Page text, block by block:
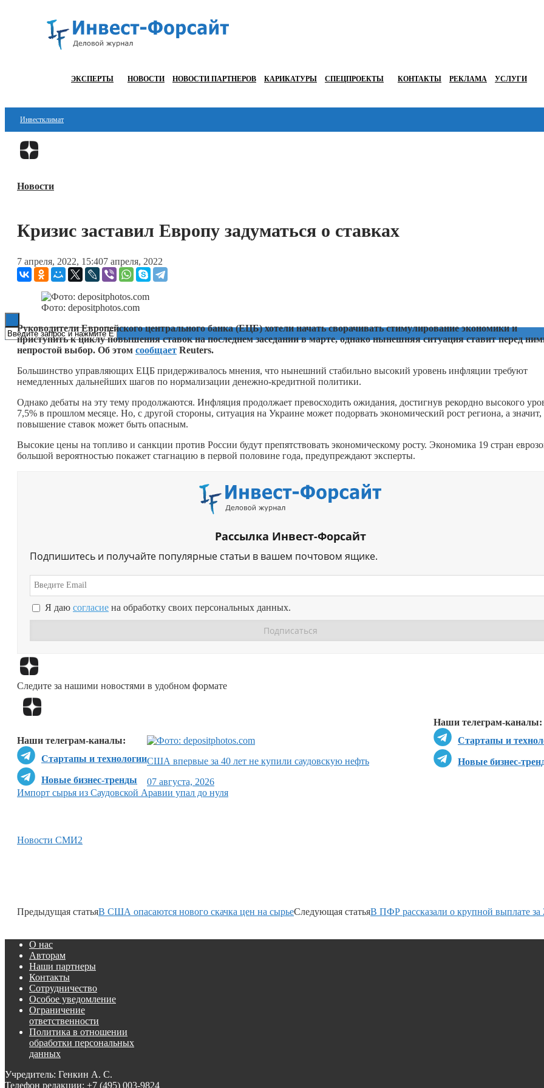
ЭКСПЕРТЫ НОВОСТИ НОВОСТИ ПАРТНЕРОВ КАРИКАТУРЫ СПЕЦПРОЕКТЫ КОНТАКТЫ РЕКЛАМА УСЛУГИ
Инвестклимат
Финансы
Блокчейн
Технологии
ESG
Новости
Кризис заставил Европу задуматься о ставках
7 апреля, 2022, 15:407 апреля, 2022
Фото: depositphotos.com
Руководители Европейского центрального банка (ЕЦБ) хотели начать сворачивать стимулирование экономики и
приступить к циклу повышения ставок на последнем заседании в марте, однако нынешняя ситуация ставит перед
непростой выбор. Об этом сообщает Reuters.
Большинство управляющих ЕЦБ придерживалось мнения, что нынешний стабильно высокий уровень инфляции требуют
немедленных дальнейших шагов по нормализации денежно-кредитной политики.
Однако дебаты на эту тему продолжаются. Инфляция продолжает превосходить ожидания, достигнув рекордно высокого
7,5% в прошлом месяце. Но, с другой стороны, ситуация на Украине может подорвать экономический рост региона, а значит,
повышение ставок может быть опасным.
Высокие цены на топливо и санкции против России будут препятствовать экономическому росту. Экономика 19 стран
большой вероятностью покажет стагнацию в первой половине года, предупреждают эксперты.
Рассылка Инвест-Форсайт
Подпишитесь и получайте популярные статьи в вашем почтовом ящике.
Я даю согласие на обработку своих персональных данных.
Следите за нашими новостями в удобном формате
Наши телеграм-каналы:
Стартапы и
Новые бизнес-
Наши телеграм-каналы:
Стартапы и технологии
Новые бизнес-тренды
США впервые за 40 лет не купили саудовскую нефть
07 августа, 2026
Импорт сырья из Саудовской Аравии упал до нуля
Новости СМИ2
Предыдущая статьяВ США опасаются нового скачка цен на сырьеСледующая статьяВ ПФР рассказали о крупной выплате за
О нас
Авторам
Наши партнеры
Контакты
Сотрудничество
Особое уведомление
Ограничение
ответственности
Политика в отношении
обработки персональных
данных
Учредитель: Генкин А. С.
Телефон редакции: +7 (495) 003-9824